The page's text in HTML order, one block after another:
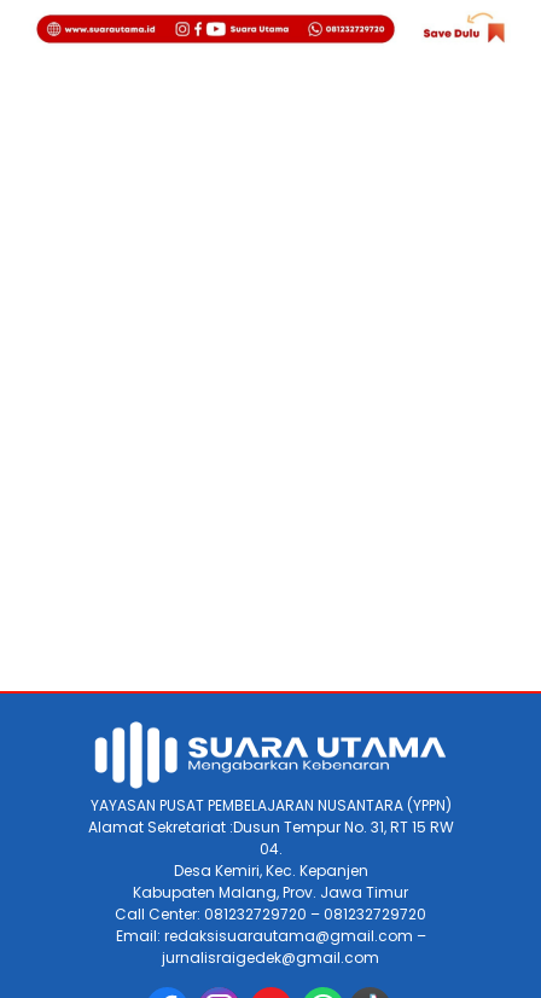
YAYASAN PUSAT PEMBELAJARAN NUSANTARA (YPPN)
Alamat Sekretariat :Dusun Tempur No. 31, RT 15 RW
04.
Desa Kemiri, Kec. Kepanjen
Kabupaten Malang, Prov. Jawa Timur
Call Center: 081232729720 – 081232729720
Email: redaksisuarautama@gmail.com –
jurnalisraigedek@gmail.com